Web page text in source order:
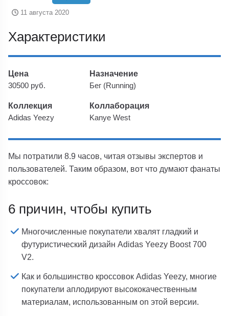
11 августа 2020
Характеристики
Цена
30500 руб.
Назначение
Бег (Running)
Коллекция
Adidas Yeezy
Коллаборация
Kanye West
Мы потратили 8.9 часов, читая отзывы экспертов и
пользователей. Таким образом, вот что думают фанаты
кроссовок:
6 причин, чтобы купить
Многочисленные покупатели хвалят гладкий и
футуристический дизайн Adidas Yeezy Boost 700
V2.
Как и большинство кроссовок Adidas Yeezy, многие
покупатели аплодируют высококачественным
материалам, использованным on этой версии.